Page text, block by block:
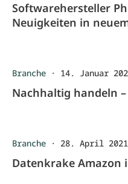
Softwarehersteller
Neuigkeiten in
Branche · 14. Januar
Nachhaltig handeln
Branche · 28. April 2021
Datenkrake Amazon